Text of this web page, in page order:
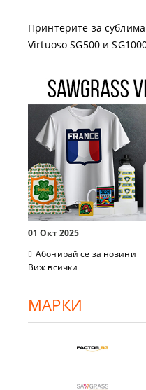
Принтерите за
Virtuoso SG500 и
01 Окт 2025
Абонирай се за новини
Виж всички
МАРКИ